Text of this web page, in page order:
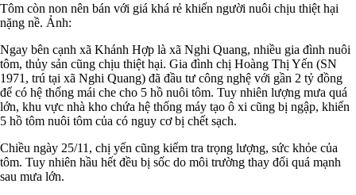
Tôm còn non nên bán với giá khá rẻ khiến người nuôi chịu thiệt hại
nặng nề. Ảnh:
Ngay bên cạnh xã Khánh Hợp là xã Nghi Quang, nhiều gia đình nuôi
tôm, thủy sản cũng chịu thiệt hại. Gia đình chị Hoàng Thị Yến (SN
1971, trú tại xã Nghi Quang) đã đầu tư công nghệ với gần 2 tỷ đồng
để có hệ thống mái che cho 5 hồ nuôi tôm. Tuy nhiên lượng mưa quá
lớn, khu vực nhà kho chứa hệ thống máy tạo ô xi cũng bị ngập, khiến
5 hồ tôm nuôi tôm của có nguy cơ bị chết sạch.
Chiều ngày 25/11, chị yến cũng kiểm tra trọng lượng, sức khỏe của
tôm. Tuy nhiên hầu hết đều bị sốc do môi trường thay đổi quá mạnh
sau mưa lớn.